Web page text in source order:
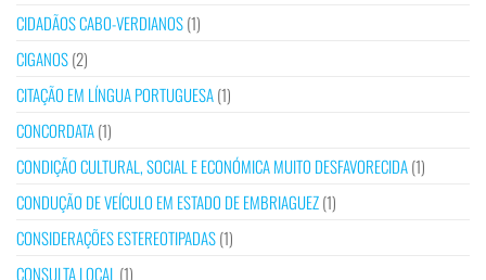
CIDADÃOS CABO-VERDIANOS(1)
CIGANOS(2)
CITAÇÃO EM LÍNGUA PORTUGUESA(1)
CONCORDATA(1)
CONDIÇÃO CULTURAL, SOCIAL E ECONÓMICA MUITO DESFAVORECIDA(1)
CONDUÇÃO DE VEÍCULO EM ESTADO DE EMBRIAGUEZ(1)
CONSIDERAÇÕES ESTEREOTIPADAS(1)
CONSULTA LOCAL (1)